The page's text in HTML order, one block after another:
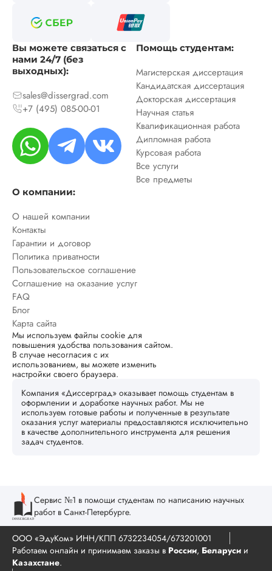
Вы можете связаться с
нами 24/7 (без
выходных):
sales@dissergrad.com
+7 (495) 085-00-01
Помощь студентам:
Магистерская диссертация
Кандидатская диссертация
Докторская диссертация
Научная статья
Квалификационная работа
Дипломная работа
Курсовая работа
Все услуги
Все предметы
О компании:
О нашей компании
Контакты
Гарантии и договор
Политика приватности
Пользовательское соглашение
Соглашение на оказание услуг
FAQ
Блог
Карта сайта
Мы используем файлы cookie для
повышения удобства пользования сайтом.
В случае несогласия с их
использованием, вы можете изменить
настройки своего браузера.
Компания «Диссерград» оказывает помощь студентам в
оформлении и доработке научных работ. Мы не
используем готовые работы и полученные в результате
оказания услуг материалы предоставляются исключительно
в качестве дополнительного инструмента для решения
задач студентов.
Сервис №1 в помощи студентам по написанию научных
работ в Санкт-Петербурге.
ООО «ЭдуКом» ИНН/КПП 6732234054/673201001
Работаем онлайн и принимаем заказы в России, Беларуси и
Казахстане.